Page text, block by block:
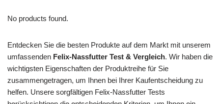
No products found.
Entdecken Sie die besten Produkte auf dem Markt mit unserem
umfassenden Felix-Nassfutter Test & Vergleich. Wir haben die
wichtigsten Eigenschaften der Produktreihe für Sie
zusammengetragen, um Ihnen bei Ihrer Kaufentscheidung zu
helfen. Unsere sorgfältigen Felix-Nassfutter Tests